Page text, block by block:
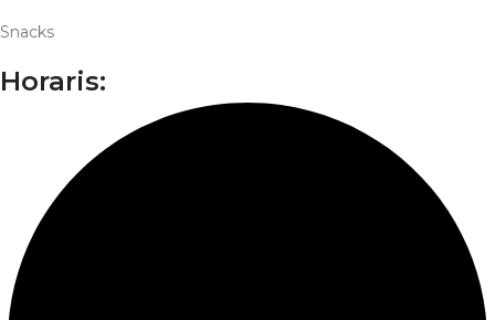
Snacks
Horaris: